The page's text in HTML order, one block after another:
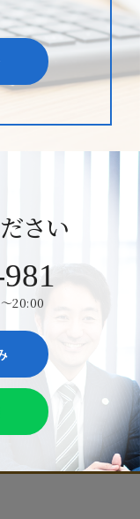
さい
20:00